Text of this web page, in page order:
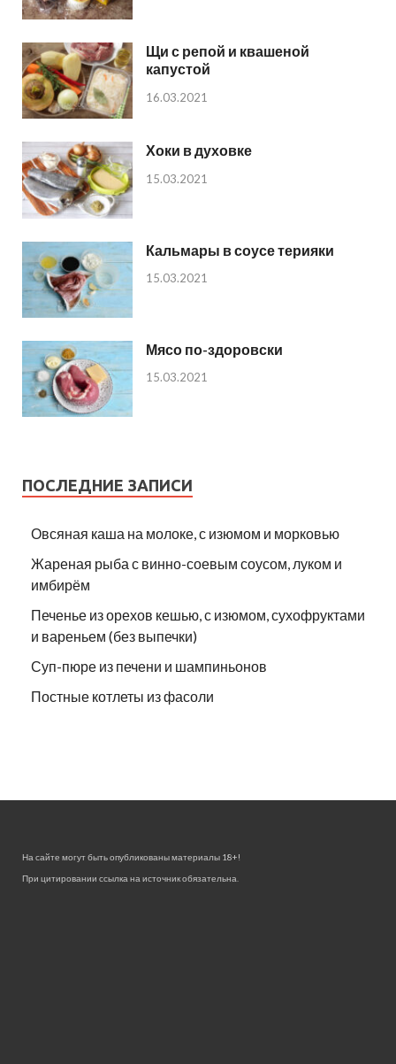
Щи с репой и квашеной
капустой
16.03.2021
Хоки в духовке
15.03.2021
Кальмары в соусе терияки
15.03.2021
Мясо по-здоровски
15.03.2021
ПОСЛЕДНИЕ ЗАПИСИ
Овсяная каша на молоке, с изюмом и морковью
Жареная рыба с винно-соевым соусом, луком и
имбирём
Печенье из орехов кешью, с изюмом, сухофруктами
и вареньем (без выпечки)
Суп-пюре из печени и шампиньонов
Постные котлеты из фасоли
На сайте могут быть опубликованы материалы 18+!
При цитировании ссылка на источник обязательна.